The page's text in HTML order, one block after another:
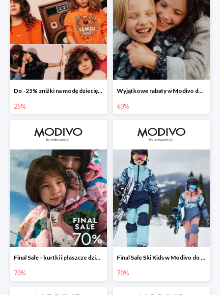
Do -25% zniżki na modę dziecięcą 👧🏼👦🏼
25%
Wyjątkowe rabaty w Modivo do -70%
60%
Final Sale - kurtki i płaszcze dziecięce w Modivo do -70%
70%
Final Sale Ski Kids w Modivo do -70%
70%